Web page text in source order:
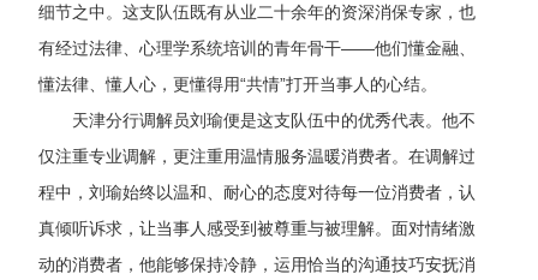
细节之中。这支队伍既有从业二十余年的资深消保专家，也
有经过法律、心理学系统培训的青年骨干——他们懂金融、
懂法律、懂人心，更懂得用“共情”打开当事人的心结。
天津分行调解员刘瑜便是这支队伍中的优秀代表。他不
仅注重专业调解，更注重用温情服务温暖消费者。在调解过
程中，刘瑜始终以温和、耐心的态度对待每一位消费者，认
真倾听诉求，让当事人感受到被尊重与被理解。面对情绪激
动的消费者，他能够保持冷静，运用恰当的沟通技巧安抚消